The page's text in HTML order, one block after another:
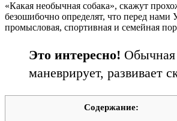
«Какая необычная собака», скажут
безошибочно определят, что перед нами
промысловая, спортивная и семейная
Это интересно! Обычная
маневрирует, развивает
Содержание: